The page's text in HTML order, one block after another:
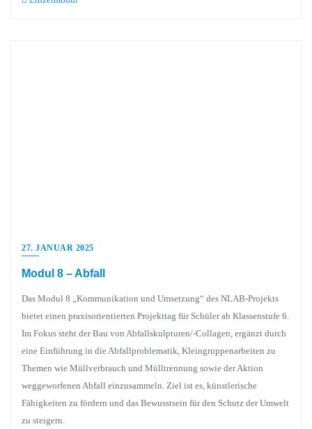
27. JANUAR 2025
Modul 8 – Abfall
Das Modul 8 „Kommunikation und Umsetzung“ des NLAB-Projekts
bietet einen praxisorientierten Projekttag für Schüler ab Klassenstufe 6.
Im Fokus steht der Bau von Abfallskulpturen/-Collagen, ergänzt durch
eine Einführung in die Abfallproblematik, Kleingruppenarbeiten zu
Themen wie Müllverbrauch und Mülltrennung sowie der Aktion
weggeworfenen Abfall einzusammeln. Ziel ist es, künstlerische
Fähigkeiten zu fördern und das Bewusstsein für den Schutz der Umwelt
zu steigern.